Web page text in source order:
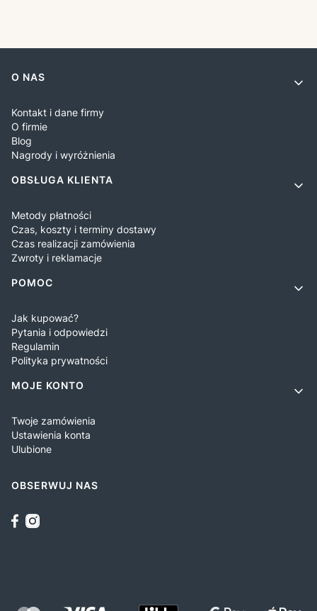
Linki w stopce
O NAS
Kontakt i dane firmy
O firmie
Blog
Nagrody i wyróżnienia
OBSŁUGA KLIENTA
Metody płatności
Czas, koszty i terminy dostawy
Czas realizacji zamówienia
Zwroty i reklamacje
POMOC
Jak kupować?
Pytania i odpowiedzi
Regulamin
Polityka prywatności
MOJE KONTO
Twoje zamówienia
Ustawienia konta
Ulubione
OBSERWUJ NAS